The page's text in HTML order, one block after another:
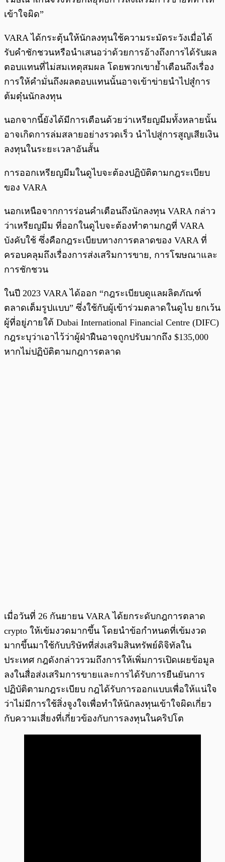
เข้าใจผิด”
VARA ได้กระตุ้นให้นักลงทุนใช้ความระมัดระวังเมื่อได้
รับคำชักชวนหรือนำเสนอว่าด้วยการอ้างถึงการได้รับผล
ตอบแทนที่ไม่สมเหตุสมผล โดยพวกเขาย้ำเตือนถึงเรื่อง
การให้คำมั่นถึงผลตอบแทนนั้นอาจเข้าข่ายนำไปสู๋การ
ต้มตุ๋นนักลงทุน
นอกจากนี้ยังได้มีการเตือนด้วยว่าเหรียญมีมทั้งหลายนั้น
อาจเกิดการล่มสลายอย่างรวดเร็ว นำไปสู่การสูญเสียเงิน
ลงทุนในระยะเวลาอันสั้น
การออกเหรียญมีมในดูไบจะต้องปฏิบัติตามกฎระเบียบ
ของ VARA
นอกเหนือจากการร่อนคำเตือนถึงนักลงทุน VARA กล่าว
ว่าเหรียญมีม ที่ออกในดูไบจะต้องทำตามกฎที่ VARA
บังคับใช้ ซึ่งคือกฎระเบียบทางการตลาดของ VARA ที่
ครอบคลุมถึงเรื่องการส่งเสริมการขาย, การโฆษณาและ
การชักชวน
ในปี 2023 VARA ได้ออก “กฎระเบียบดูแลผลิตภัณฑ์
ตลาดเต็มรูปแบบ” ซึ่งใช้กับผู้เข้าร่วมตลาดในดูไบ ยกเว้น
ผู้ที่อยู่ภายใต้ Dubai International Financial Centre (DIFC)
กฎระบุว่าเอาไว้ว่าผู้ฝ่าฝืนอาจถูกปรับมากถึง $135,000
หากไม่ปฏิบัติตามกฎการตลาด
เมื่อวันที่ 26 กันยายน VARA ได้ยกระดับกฎการตลาด
crypto ให้เข้มงวดมากขึ้น โดยนำข้อกำหนดที่เข้มงวด
มากขึ้นมาใช้กับบริษัทที่ส่งเสริมสินทรัพย์ดิจิทัลใน
ประเทศ กฎดังกล่าวรวมถึงการให้เพิ่มการเปิดเผยข้อมูล
ลงในสื่อส่งเสริมการขายและการได้รับการยืนยันการ
ปฏิบัติตามกฎระเบียบ กฎได้รับการออกแบบเพื่อให้แน่ใจ
ว่าไม่มีการใช้สิ่งจูงใจเพื่อทำให้นักลงทุนเข้าใจผิดเกี่ยว
กับความเสี่ยงที่เกี่ยวข้องกับการลงทุนในคริปโต